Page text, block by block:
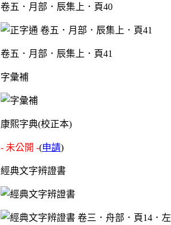
卷五．月部．辰集上．頁40
卷五．月部．辰集上．頁41
字彙補
康熙字典(校正本)
- 未公開 -(申請)
經典文字辨證書